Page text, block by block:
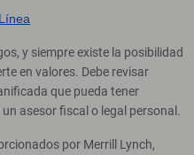
y siempre existe la posibilidad
en valores. Debe revisar
que pueda tener
asesor fiscal o legal personal.
por Merrill Lynch,